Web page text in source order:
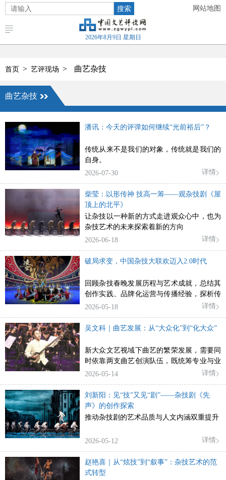
搜索 网站地图
2026年8月9日 星期日
首页 > 艺评现场 > 曲艺杂技
曲艺杂技
潘讯：今天的评弹如何继续“光前裕后”？
传统从来不是我们的对象，传统就是我们的
自身。
2026-07-30
详情
柴莹：以形传神 技高一筹——观杂技剧《屋
顶上的北平》
让杂技以一种新的方式走进观众心中，也为
杂技艺术的未来探索着新的方向
2026-06-18
详情
破局求变，中国杂技大联欢迈入2.0时代
回顾杂技春晚发展历程与艺术成就，总结其
创作实践、品牌化运营与传播经验，探析传
承创新路径
2026-05-18 详情
吴文科｜曲艺发展：从“大众化”到“化大众”
新大众文艺视域下曲艺的繁荣发展，需要同
时依靠两支曲艺创演队伍，既统筹专业与业
余，又兼顾普及与提高
2026-05-14 详情
刘新阳：见“技”又见“剧”——杂技剧《先
声》的创作探索
推动杂技剧的艺术品质与人文内涵双重提升
2026-05-12 详情
赵艳喜｜从“炫技”到“叙事”：杂技艺术的范
式转型